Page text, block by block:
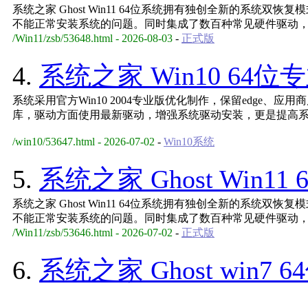
系统之家 Ghost Win11 64位系统拥有独创全新的系统双恢复
不能正常安装系统的问题。同时集成了数百种常见硬件驱动
/Win11/zsb/53648.html - 2026-08-03 - 正式版
4. 系统之家 Win10 64位
系统采用官方Win10 2004专业版优化制作，保留edge、应用
库，驱动方面使用最新驱动，增强系统驱动安装，更是提高
/win10/53647.html - 2026-07-02 - Win10系统
5. 系统之家 Ghost Win11
系统之家 Ghost Win11 64位系统拥有独创全新的系统双恢复
不能正常安装系统的问题。同时集成了数百种常见硬件驱动
/Win11/zsb/53646.html - 2026-07-02 - 正式版
6. 系统之家 Ghost win7